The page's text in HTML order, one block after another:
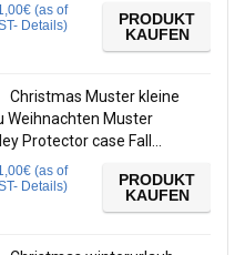
€ (as of
Details)
PRODUKT
KAUFEN
Christmas Muster kleine
Weihnachten Muster
Protector case Fall…
€ (as of
Details)
PRODUKT
KAUFEN